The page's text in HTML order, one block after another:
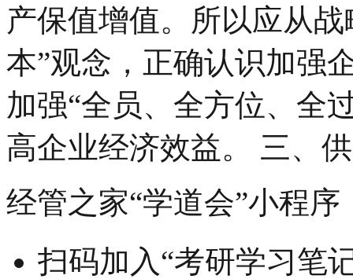
产保值增值。所以应从
本”观念，正确认识加强
加强“全员、全方位、全
高企业经济效益。 三、
经管之家“学道会”小程序
扫码加入“考研学习笔